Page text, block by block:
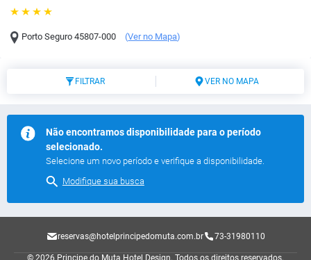
Porto Seguro 45807-000 (Ver no Mapa)
FILTRAR VER NO MAPA
Não encontramos disponibilidade para o período
selecionado.
Selecione um novo período e verifique a disponibilidade.
Modifique sua busca
reservas@hotelprincipedomuta.com.br 73-31980110
© 2026 Principe do Muta Hotel Design. Todos os direitos reservados.